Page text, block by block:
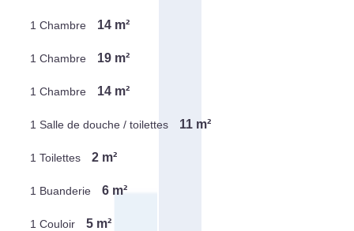
1 Chambre 14 m²
1 Chambre 19 m²
1 Chambre 14 m²
1 Salle de douche / toilettes 11 m²
1 Toilettes 2 m²
1 Buanderie 6 m²
1 Couloir 5 m²